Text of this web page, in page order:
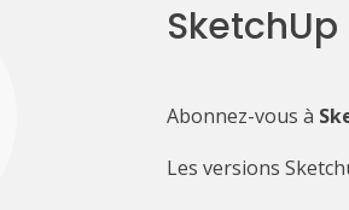
SketchUp
Abonnez-vous à
Les versions